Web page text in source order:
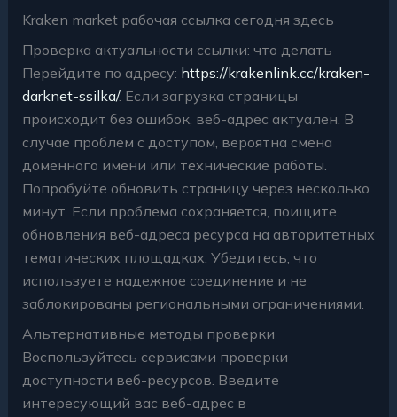
Kraken market рабочая ссылка сегодня здесь
Проверка актуальности ссылки: что делать
Перейдите по адресу: https://krakenlink.cc/kraken-
darknet-ssilka/. Если загрузка страницы
происходит без ошибок, веб-адрес актуален. В
случае проблем с доступом, вероятна смена
доменного имени или технические работы.
Попробуйте обновить страницу через несколько
минут. Если проблема сохраняется, поищите
обновления веб-адреса ресурса на авторитетных
тематических площадках. Убедитесь, что
используете надежное соединение и не
заблокированы региональными ограничениями.
Альтернативные методы проверки
Воспользуйтесь сервисами проверки
доступности веб-ресурсов. Введите
интересующий вас веб-адрес в